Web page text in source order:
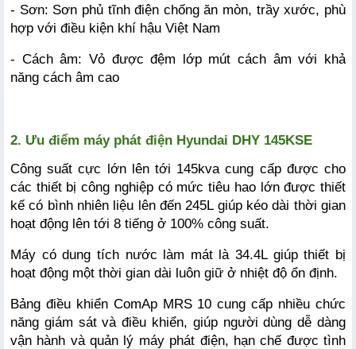
- Sơn: Sơn phủ tĩnh điện chống ăn mòn, trầy xước, phù
hợp với điều kiện khí hậu Việt Nam
- Cách âm: Vỏ được đệm lớp mút cách âm với khả
năng cách âm cao
2. Ưu điểm máy phát điện Hyundai DHY 145KSE
Công suất cực lớn lên tới 145kva cung cấp được cho
các thiết bị công nghiệp có mức tiêu hao lớn được thiết
kế có bình nhiên liệu lên đến 245L giúp kéo dài thời gian
hoạt động lên tới 8 tiếng ở 100% công suất.
Máy có dung tích nước làm mát là 34.4L giúp thiết bị
hoạt động một thời gian dài luôn giữ ở nhiệt độ ổn định.
Bảng điều khiển ComAp MRS 10 cung cấp nhiều chức
năng giám sát và điều khiển, giúp người dùng dễ dàng
vận hành và quản lý máy phát điện, hạn chế được tình